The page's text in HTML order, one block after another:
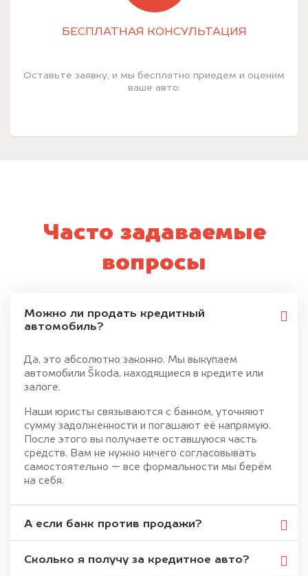
БЕСПЛАТНАЯ КОНСУЛЬТАЦИЯ
Оставьте заявку, и мы бесплатно приедем и оценим
ваше авто.
Часто задаваемые
вопросы
Можно ли продать кредитный
автомобиль?
Да, это абсолютно законно. Мы выкупаем
автомобили Škoda, находящиеся в кредите или
залоге.
Наши юристы связываются с банком, уточняют
сумму задолженности и погашают её напрямую.
После этого вы получаете оставшуюся часть
средств. Вам не нужно ничего согласовывать
самостоятельно — все формальности мы берём
на себя.
А если банк против продажи?
Сколько я получу за кредитное авто?